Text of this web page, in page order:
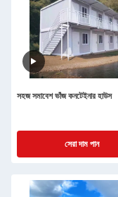
সহজ সমাবেশ ভাঁজ কনটেইনার হাউস
সেরা দাম পান